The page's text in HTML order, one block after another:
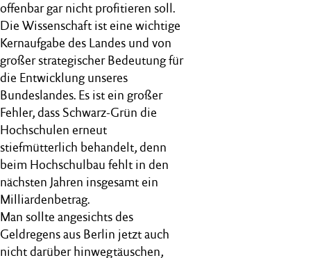
offenbar gar nicht profitieren soll.
Die Wissenschaft ist eine wichtige
Kernaufgabe des Landes und von
großer strategischer Bedeutung für
die Entwicklung unseres
Bundeslandes. Es ist ein großer
Fehler, dass Schwarz-Grün die
Hochschulen erneut
stiefmütterlich behandelt, denn
beim Hochschulbau fehlt in den
nächsten Jahren insgesamt ein
Milliardenbetrag.
Man sollte angesichts des
Geldregens aus Berlin jetzt auch
nicht darüber hinwegtäuschen,